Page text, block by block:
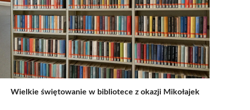
Wielkie świętowanie w bibliotece z okazji Mikołajek